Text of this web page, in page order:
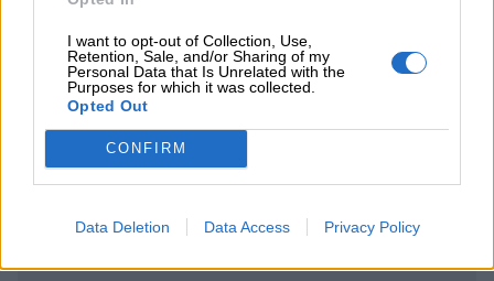
I want to opt-out of Collection, Use,
Retention, Sale, and/or Sharing of my
Personal Data that Is Unrelated with the
Purposes for which it was collected.
Opted Out
CONFIRM
Data Deletion Data Access Privacy Policy
Ελληνική Ένωση Τραπεζών: Μέτρα στήριξης για τις
οικογένειες των θυμάτων και τους πυρόπληκτους
ΠΕΡΙΣΣΟΤΕΡΑ